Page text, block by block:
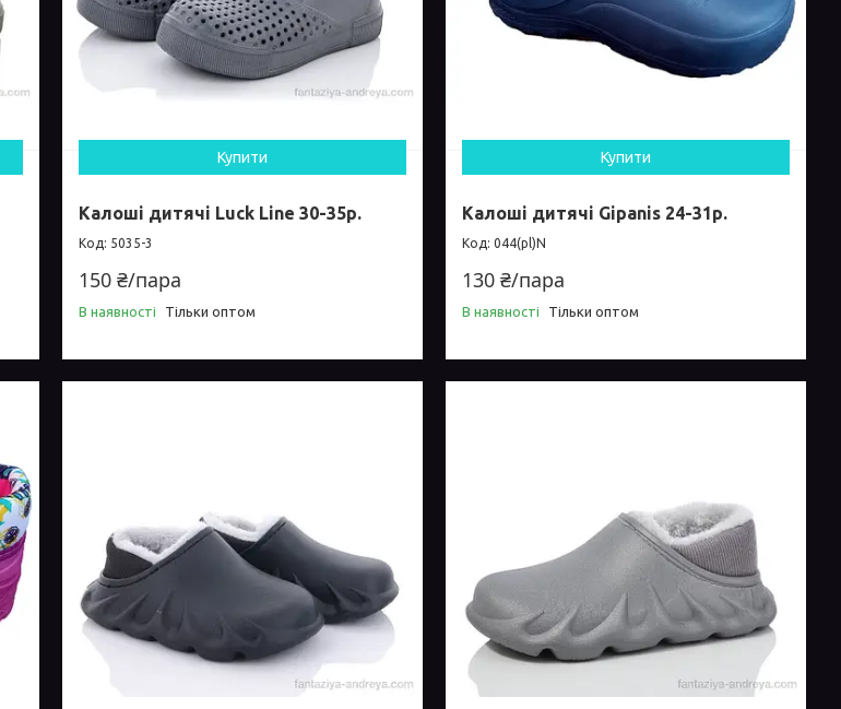
Купити
Калоші дитячі Luck Line 30-35р.
5035-3
150 ₴/пара
В наявності Тільки оптом
Купити
Калоші дитячі Gipanis 24-31р.
044(pl)N
130 ₴/пара
В наявності Тільки оптом